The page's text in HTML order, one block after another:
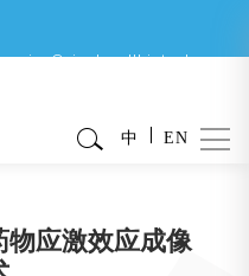
service@singlecellbiotech.com
中 EN
应激效应成像